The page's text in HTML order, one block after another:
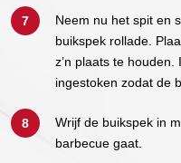
Neem nu het spit en
buikspek rollade.
z’n plaats te
ingestoken zodat de
Wrijf de buikspek in
barbecue gaat.